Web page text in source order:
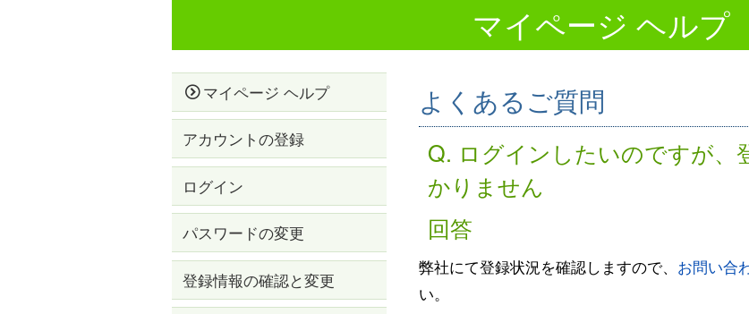
マイページ ヘルプ
マイページ ヘルプ
アカウントの登録
ログイン
パスワードの変更
登録情報の確認と変更
よくあるご質問
Q. ログインしたいのですが、
かりません
回答
弊社にて登録状況を確認しますので、 お問い合
い。